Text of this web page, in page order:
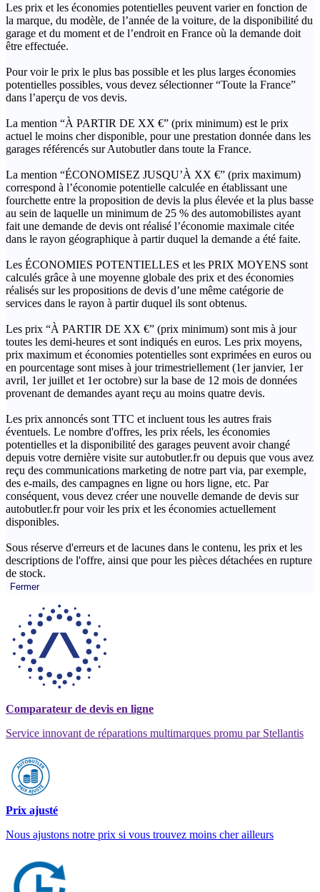
Les prix et les économies potentielles peuvent varier en fonction de
la marque, du modèle, de l’année de la voiture, de la disponibilité du
garage et du moment et de l’endroit en France où la demande doit
être effectuée.
Pour voir le prix le plus bas possible et les plus larges économies
potentielles possibles, vous devez sélectionner “Toute la France”
dans l’aperçu de vos devis.
La mention “À PARTIR DE XX €” (prix minimum) est le prix
actuel le moins cher disponible, pour une prestation donnée dans les
garages référencés sur Autobutler dans toute la France.
La mention “ÉCONOMISEZ JUSQU’À XX €” (prix maximum)
correspond à l’économie potentielle calculée en établissant une
fourchette entre la proposition de devis la plus élevée et la plus basse
au sein de laquelle un minimum de 25 % des automobilistes ayant
fait une demande de devis ont réalisé l’économie maximale citée
dans le rayon géographique à partir duquel la demande a été faite.
Les ÉCONOMIES POTENTIELLES et les PRIX MOYENS sont
calculés grâce à une moyenne globale des prix et des économies
réalisés sur les propositions de devis d’une même catégorie de
services dans le rayon à partir duquel ils sont obtenus.
Les prix “À PARTIR DE XX €” (prix minimum) sont mis à jour
toutes les demi-heures et sont indiqués en euros. Les prix moyens,
prix maximum et économies potentielles sont exprimées en euros ou
en pourcentage sont mises à jour trimestriellement (1er janvier, 1er
avril, 1er juillet et 1er octobre) sur la base de 12 mois de données
provenant de demandes ayant reçu au moins quatre devis.
Les prix annoncés sont TTC et incluent tous les autres frais
éventuels. Le nombre d'offres, les prix réels, les économies
potentielles et la disponibilité des garages peuvent avoir changé
depuis votre dernière visite sur autobutler.fr ou depuis que vous avez
reçu des communications marketing de notre part via, par exemple,
des e-mails, des campagnes en ligne ou hors ligne, etc. Par
conséquent, vous devez créer une nouvelle demande de devis sur
autobutler.fr pour voir les prix et les économies actuellement
disponibles.
Sous réserve d'erreurs et de lacunes dans le contenu, les prix et les
descriptions de l'offre, ainsi que pour les pièces détachées en rupture
de stock.
Fermer
Comparateur de devis en ligne
Service innovant de réparations multimarques promu par Stellantis
Prix ajusté
Nous ajustons notre prix si vous trouvez moins cher ailleurs